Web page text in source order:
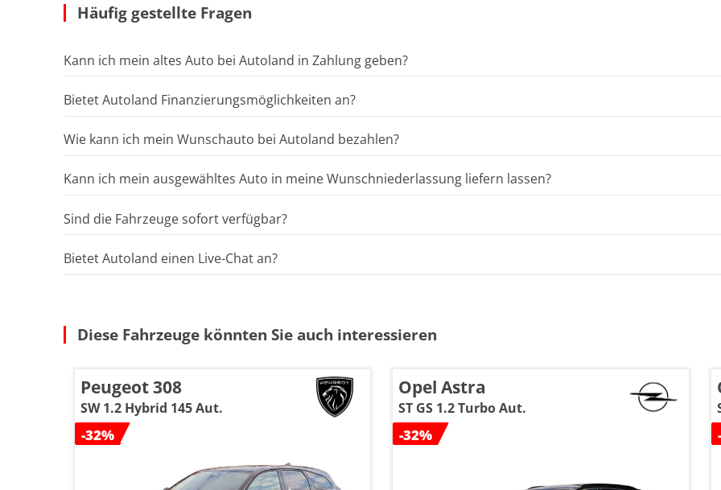
Häufig gestellte Fragen
Kann ich mein altes Auto bei Autoland in Zahlung geben?
Bietet Autoland Finanzierungsmöglichkeiten an?
Wie kann ich mein Wunschauto bei Autoland bezahlen?
Kann ich mein ausgewähltes Auto in meine Wunschniederlassung liefern lassen?
Sind die Fahrzeuge sofort verfügbar?
Bietet Autoland einen Live-Chat an?
Diese Fahrzeuge könnten Sie auch interessieren
Peugeot 308
SW 1.2 Hybrid 145 Aut.
-32%
Opel Astra
ST GS 1.2 Turbo Aut.
-32%